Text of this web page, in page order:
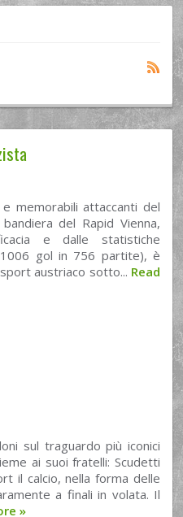
memorabili attaccanti del
del Rapid Vienna,
e dalle statistiche
gol in 756 partite), è
austriaco sotto... Read
sul traguardo più iconici
ai suoi fratelli: Scudetti
il calcio, nella forma delle
a finali in volata. Il
»